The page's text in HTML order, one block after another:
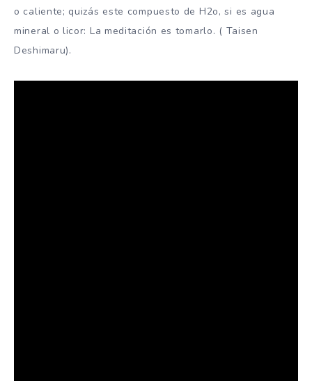
o caliente; quizás este compuesto de H2o, si es agua
mineral o licor: La meditación es tomarlo. ( Taisen
Deshimaru).